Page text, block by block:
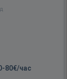
80€/час